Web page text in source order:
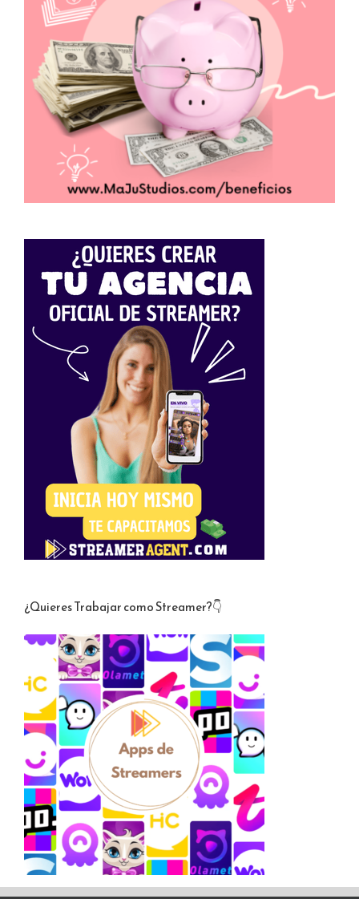
¿Quieres Trabajar como Streamer?👇